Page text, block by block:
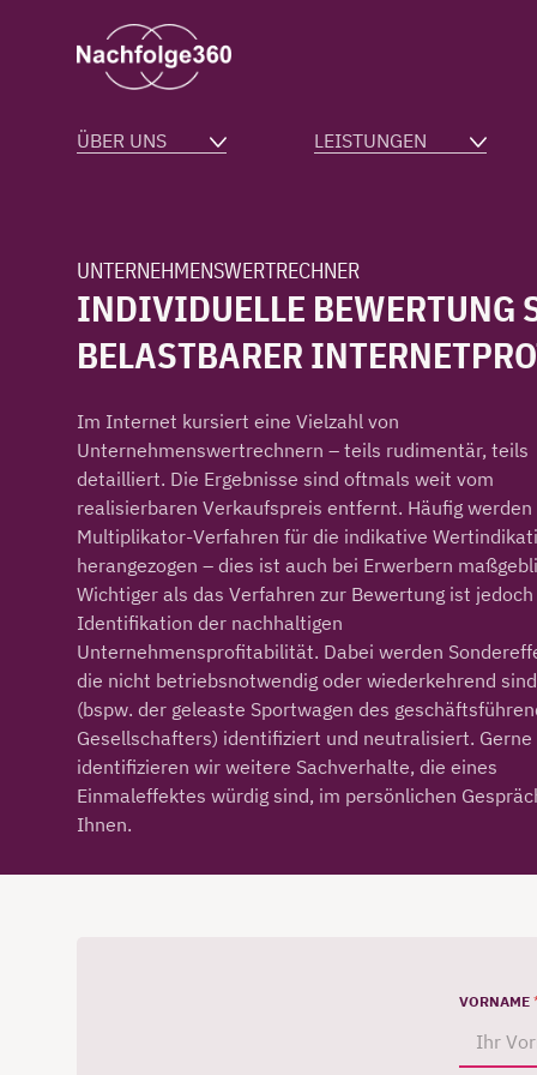
ÜBER UNS LEISTUNGEN
UNTERNEHMENSWERTRECHNER
INDIVIDUELLE BEWERTUNG
BELASTBARER
Im Internet kursiert eine Vielzahl von
Unternehmenswertrechnern – teils rudimentär, teils
detailliert. Die Ergebnisse sind oftmals weit vom
realisierbaren Verkaufspreis entfernt. Häufig werden
Multiplikator-Verfahren für die indikative
herangezogen – dies ist auch bei Erwerbern
Wichtiger als das Verfahren zur Bewertung ist jedoch
Identifikation der nachhaltigen
Unternehmensprofitabilität. Dabei werden
die nicht betriebsnotwendig oder wiederkehrend sind
(bspw. der geleaste Sportwagen des
Gesellschafters) identifiziert und neutralisiert. Gerne
identifizieren wir weitere Sachverhalte, die eines
Einmaleffektes würdig sind, im persönlichen
Ihnen.
VORNAME